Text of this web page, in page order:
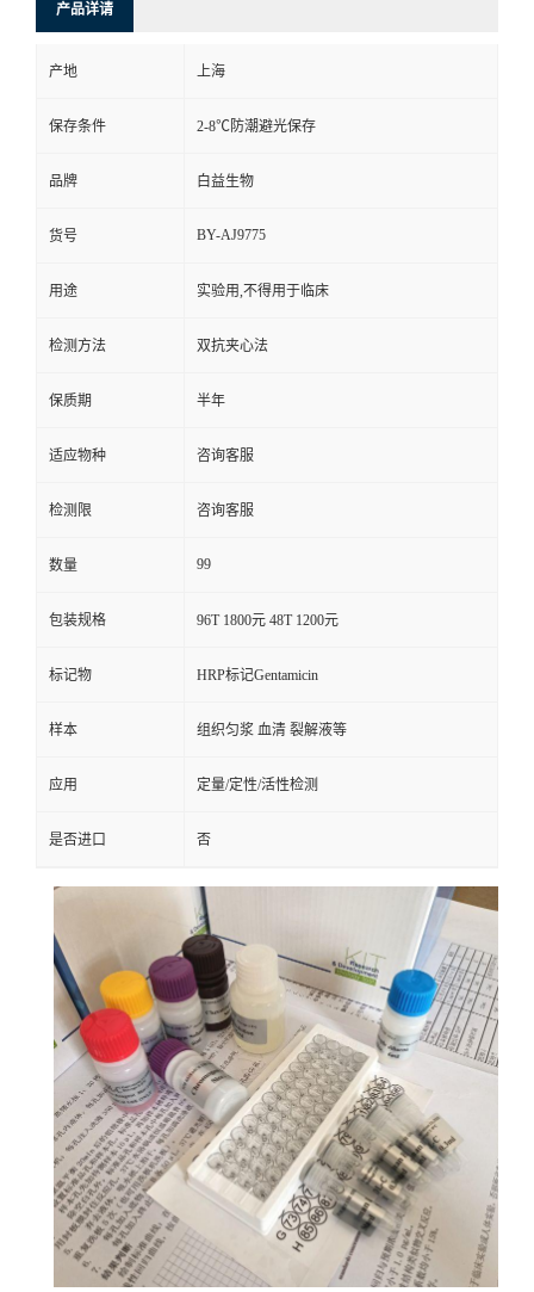
产品详请
产地 上海
保存条件 2-8℃防潮避光保存
品牌 白益生物
货号 BY-AJ9775
用途 实验用,不得用于临床
检测方法 双抗夹心法
保质期 半年
适应物种 咨询客服
检测限 咨询客服
数量 99
包装规格 96T 1800元 48T 1200元
标记物 HRP标记Gentamicin
样本 组织匀浆 血清 裂解液等
应用 定量/定性/活性检测
是否进口 否